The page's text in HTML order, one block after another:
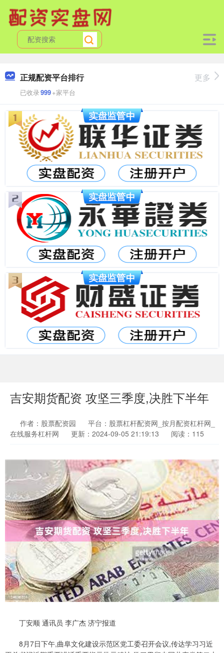
正规配资平台排行
已收录999+家平台
更多
吉安期货配资 攻坚三季度,决胜下半年
作者：股票配资园
平台：股票杠杆配资网_按月配资杠杆网_
在线服务杠杆网
更新：2024-09-05 21:19:13 阅读：115
丁安顺 通讯员 李广杰 济宁报道
8月7日下午,曲阜文化建设示范区党工委召开会议,传达学习习近